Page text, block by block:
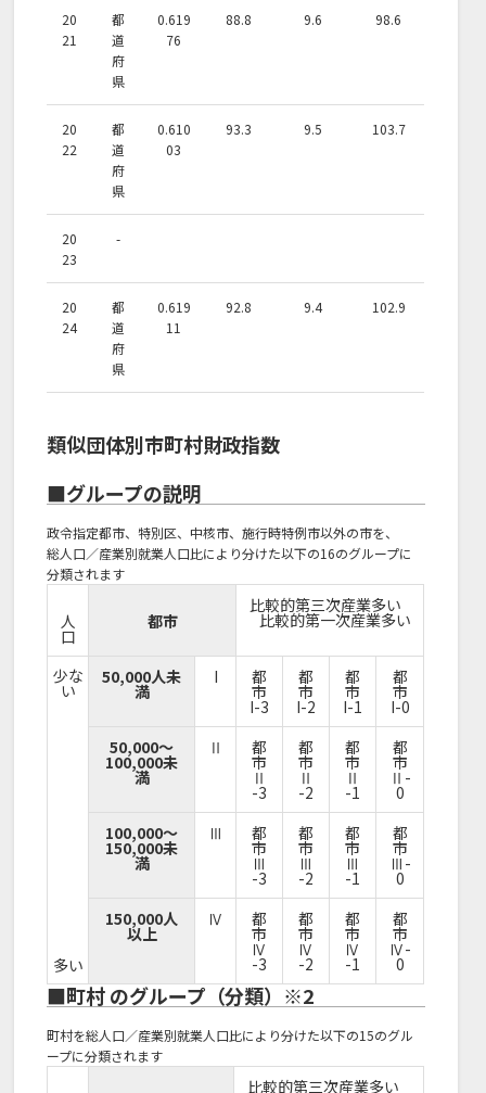
20
21
都
道
府
県
0.619
76
88.8 9.6 98.6
20
22
都
道
府
県
0.610
03
93.3 9.5 103.7
20
23
-
20
24
都
道
府
県
0.619
11
92.8 9.4 102.9
類似団体別市町村財政指数
■グループの説明
政令指定都市、特別区、中核市、施行時特例市以外の市を、
総人口／産業別就業人口比により分けた以下の16のグループに
分類されます
人
口
都市
比較的第三次産業多い
比較的第一次産業多い
少な
い
多い
50,000人未
満
I 都
市
I-3
都
市
I-2
都
市
I-1
都
市
I-0
50,000～
100,000未
満
Ⅱ 都
市
Ⅱ
-3
都
市
Ⅱ
-2
都
市
Ⅱ
-1
都
市
Ⅱ-
0
100,000～
150,000未
満
Ⅲ 都
市
Ⅲ
-3
都
市
Ⅲ
-2
都
市
Ⅲ
-1
都
市
Ⅲ-
0
150,000人
以上
Ⅳ 都
市
Ⅳ
-3
都
市
Ⅳ
-2
都
市
Ⅳ
-1
都
市
Ⅳ-
0
■町村 のグループ（分類）※2
町村を総人口／産業別就業人口比により分けた以下の15のグル
ープに分類されます
比較的第三次産業多い